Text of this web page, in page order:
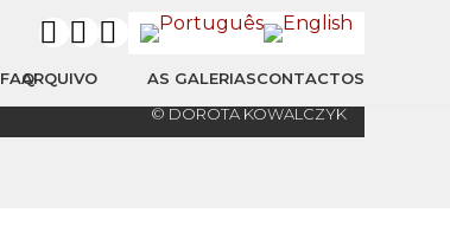
FAQ AS GALERIASCONTACTOS
ARQUIVO
© DOROTA KOWALCZYK